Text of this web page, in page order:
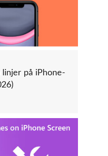
på iPhone-